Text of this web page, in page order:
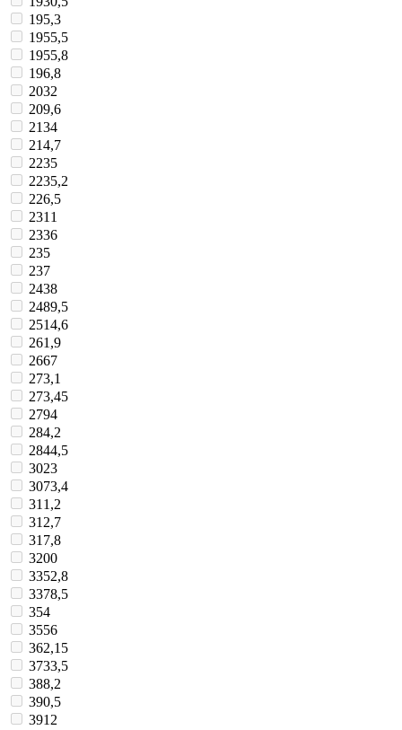
195,3
1955,5
1955,8
196,8
2032
209,6
2134
214,7
2235
2235,2
226,5
2311
2336
235
237
2438
2489,5
2514,6
261,9
2667
273,1
273,45
2794
284,2
2844,5
3023
3073,4
311,2
312,7
317,8
3200
3352,8
3378,5
354
3556
362,15
3733,5
388,2
390,5
3912